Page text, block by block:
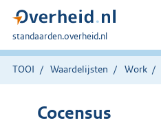
U
bent
hier:
standaarden.overheid.nl
TOOI Waardelijsten Work
Cocensus